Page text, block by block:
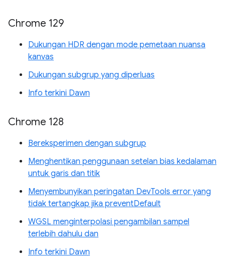
Chrome 129
Dukungan HDR dengan mode pemetaan nuansa
kanvas
Dukungan subgrup yang diperluas
Info terkini Dawn
Chrome 128
Bereksperimen dengan subgrup
Menghentikan penggunaan setelan bias kedalaman
untuk garis dan titik
Menyembunyikan peringatan DevTools error yang
tidak tertangkap jika preventDefault
WGSL menginterpolasi pengambilan sampel
terlebih dahulu dan
Info terkini Dawn